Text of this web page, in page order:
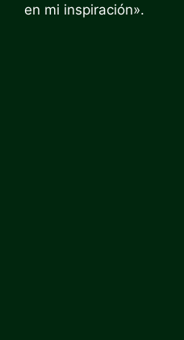
en mi inspiración».